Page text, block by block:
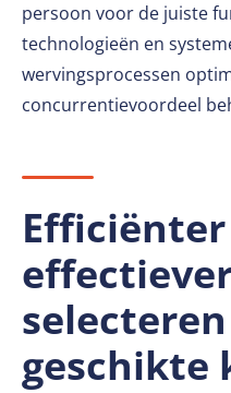
persoon voor de juiste
technologieën en
wervingsprocessen
concurrentievoordeel
geschikte